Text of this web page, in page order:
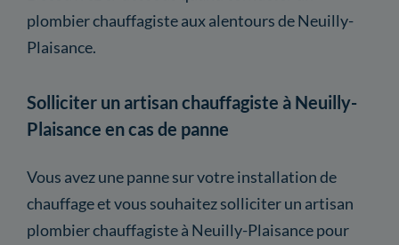
plombier chauffagiste aux alentours de Neuilly-
Plaisance.
Solliciter un artisan chauffagiste à Neuilly-
Plaisance en cas de panne
Vous avez une panne sur votre installation de
chauffage et vous souhaitez solliciter un artisan
plombier chauffagiste à Neuilly-Plaisance pour